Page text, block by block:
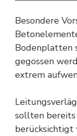
Besondere
Bodenplatten
gegossen
extrem
sollten bereits